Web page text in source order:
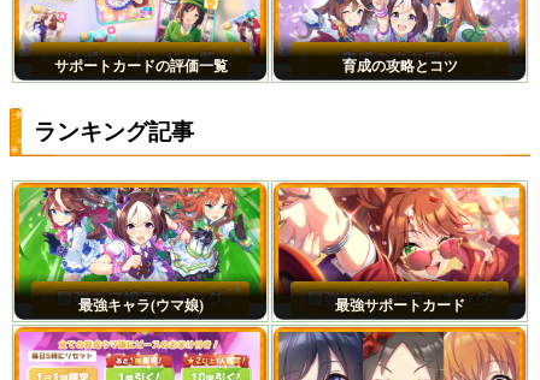
サポートカードの評価一覧 育成の攻略とコツ
ランキング記事
最強キャラ(ウマ娘) 最強サポートカード